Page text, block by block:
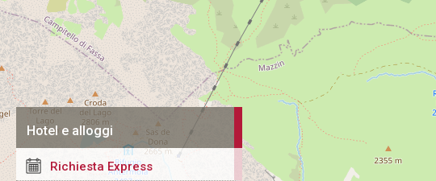
Hotel e alloggi
Richiesta Express